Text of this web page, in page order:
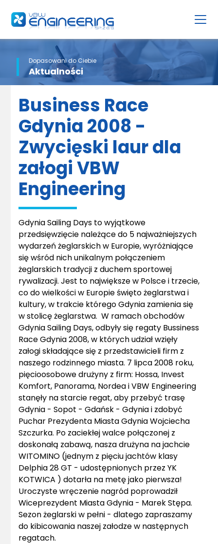
Dopasowani do Ciebie
Aktualności
Business Race
Gdynia 2008 -
Zwycięski laur dla
załogi VBW
Engineering
Gdynia Sailing Days to wyjątkowe
przedsięwzięcie należące do 5 najważniejszych
wydarzeń żeglarskich w Europie, wyróżniające
się wśród nich unikalnym połączeniem
żeglarskich tradycji z duchem sportowej
rywalizacji. Jest to największe w Polsce i trzecie,
co do wielkości w Europie święto żeglarstwa i
kultury, w trakcie którego Gdynia zamienia się
w stolicę żeglarstwa. W ramach obchodów
Gdynia Sailing Days, odbyły się regaty Bussiness
Race Gdynia 2008, w których udział wzięły
załogi składające się z przedstawicieli firm z
naszego rodzinnego miasta. 7 lipca 2008 roku,
pięcioosobowe drużyny z firm: Hossa, Invest
Komfort, Panorama, Nordea i VBW Engineering
stanęły na starcie regat, aby przebyć trasę
Gdynia - Sopot - Gdańsk - Gdynia i zdobyć
Puchar Prezydenta Miasta Gdynia Wojciecha
Szczurka. Po zaciekłej walce połączonej z
doskonałą zabawą, nasza drużyna na jachcie
WITOMINO (jednym z pięciu jachtów klasy
Delphia 28 GT - udostępnionych przez YK
KOTWICA ) dotarła na metę jako pierwsza!
Uroczyste wręczenie nagród poprowadził
Wiceprezydent Miasta Gdynia - Marek Stępa.
Sezon żeglarski w pełni - dlatego zapraszamy
do kibicowania naszej załodze w następnych
regatach.